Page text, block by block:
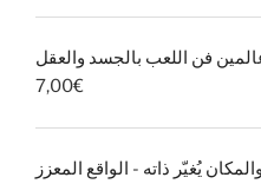
7,00€
يُغيّر ذاته - الواقع المعزز